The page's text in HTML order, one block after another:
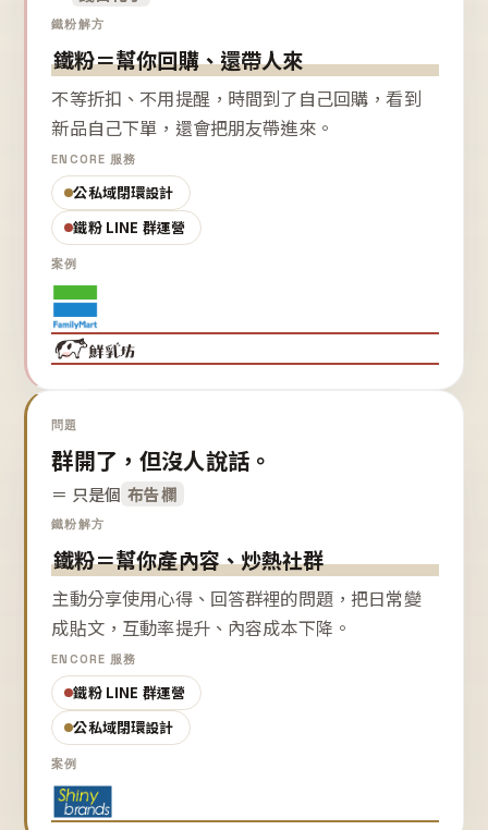
鐵粉解方
鐵粉＝幫你回購、還帶人來
不等折扣、不用提醒，時間到了自己回購，看到
新品自己下單，還會把朋友帶進來。
ENCORE 服務
公私域閉環設計
鐵粉 LINE 群運營
案例
問題
群開了，但沒人說話。
＝ 只是個 布告欄
鐵粉解方
鐵粉＝幫你產內容、炒熱社群
主動分享使用心得、回答群裡的問題，把日常變
成貼文，互動率提升、內容成本下降。
ENCORE 服務
鐵粉 LINE 群運營
公私域閉環設計
案例